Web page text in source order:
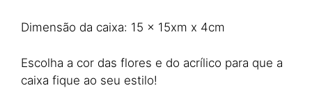
Dimensão da caixa: 15 x 15xm x 4cm
Escolha a cor das flores e do acrílico para que a
caixa fique ao seu estilo!